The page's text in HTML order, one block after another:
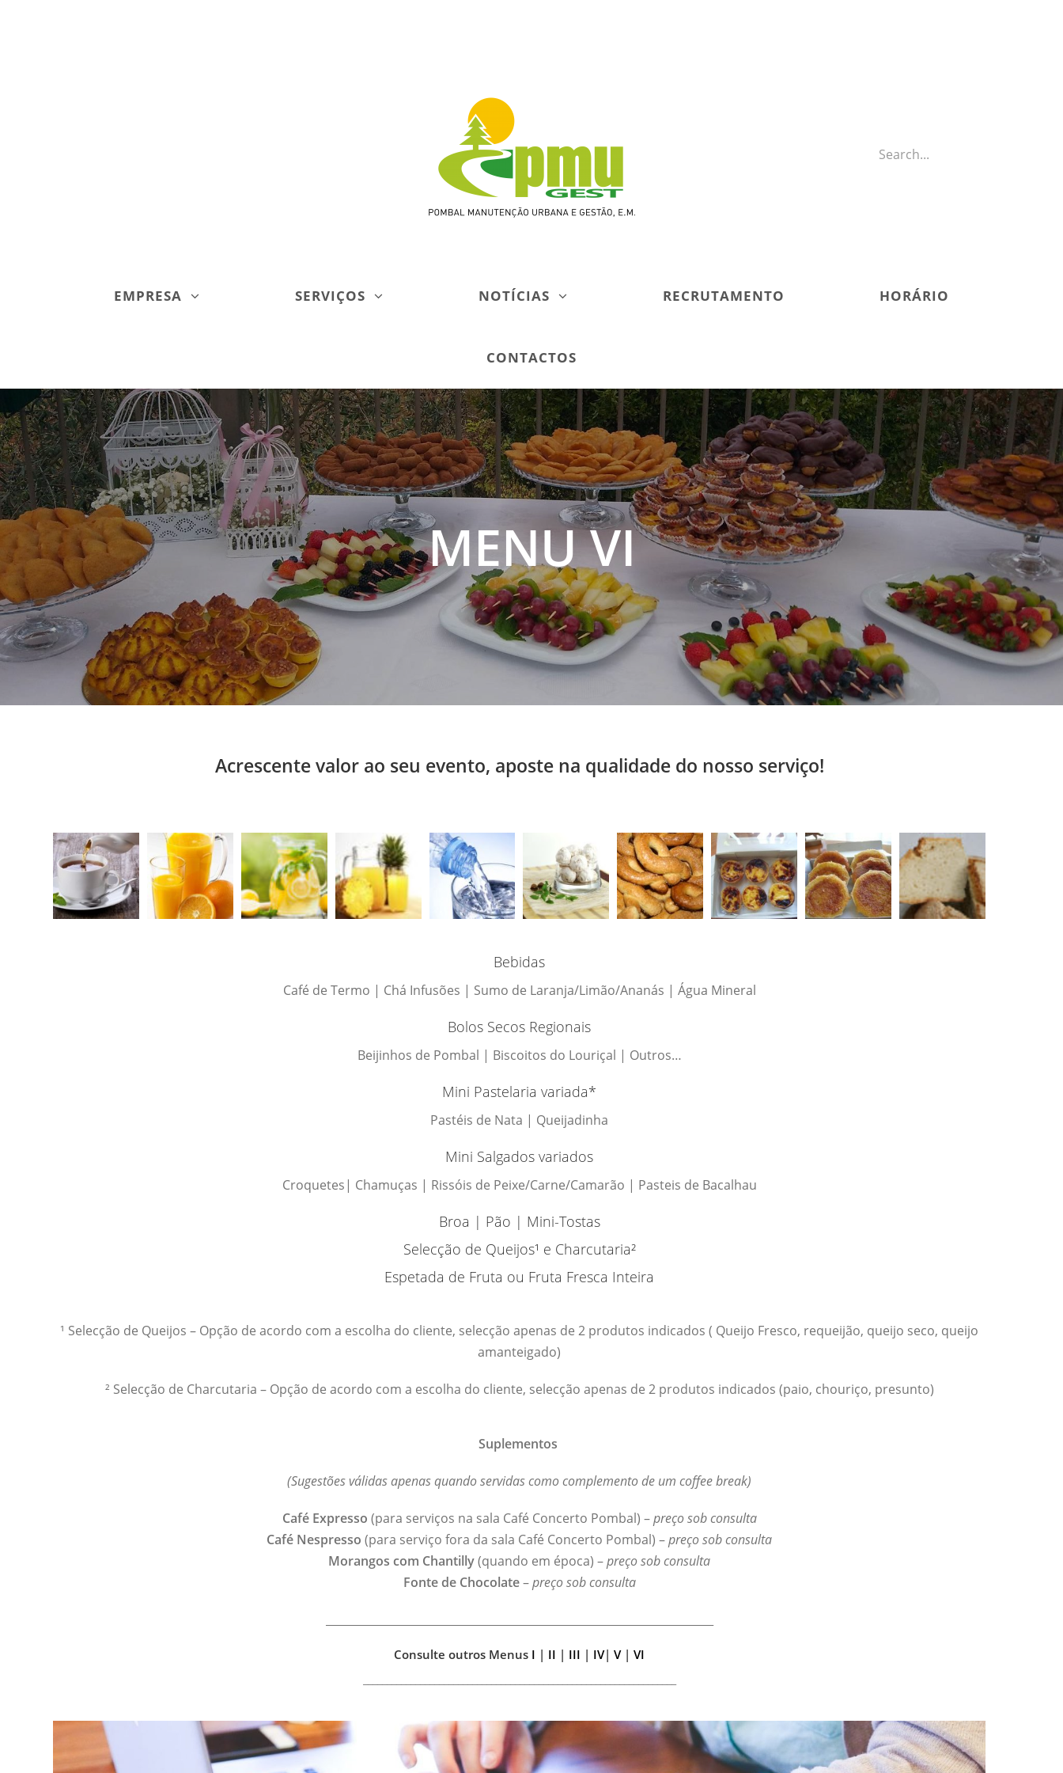
Search...
EMPRESA SERVIÇOS NOTÍCIAS RECRUTAMENTO HORÁRIO
CONTACTOS
MENU VI
Acrescente valor ao seu evento, aposte na qualidade do nosso serviço!
Bebidas
Café de Termo | Chá Infusões | Sumo de Laranja/Limão/Ananás | Água Mineral
Bolos Secos Regionais
Beijinhos de Pombal | Biscoitos do Louriçal | Outros…
Mini Pastelaria variada*
Pastéis de Nata | Queijadinha
Mini Salgados variados
Croquetes| Chamuças | Rissóis de Peixe/Carne/Camarão | Pasteis de Bacalhau
Broa | Pão | Mini-Tostas
Selecção de Queijos¹ e Charcutaria²
Espetada de Fruta ou Fruta Fresca Inteira
¹ Selecção de Queijos – Opção de acordo com a escolha do cliente, selecção apenas de 2 produtos indicados ( Queijo Fresco, requeijão, queijo seco, queijo
amanteigado)
² Selecção de Charcutaria – Opção de acordo com a escolha do cliente, selecção apenas de 2 produtos indicados (paio, chouriço, presunto)
Suplementos
(Sugestões válidas apenas quando servidas como complemento de um coffee break)
Café Expresso (para serviços na sala Café Concerto Pombal) –preço sob consulta
Café Nespresso (para serviço fora da sala Café Concerto Pombal) –preço sob consulta
Morangos com Chantilly(quando em época) –preço sob consulta
Fonte de Chocolate–preço sob consulta
Consulte outros Menus I | II | III | IV| V| VI